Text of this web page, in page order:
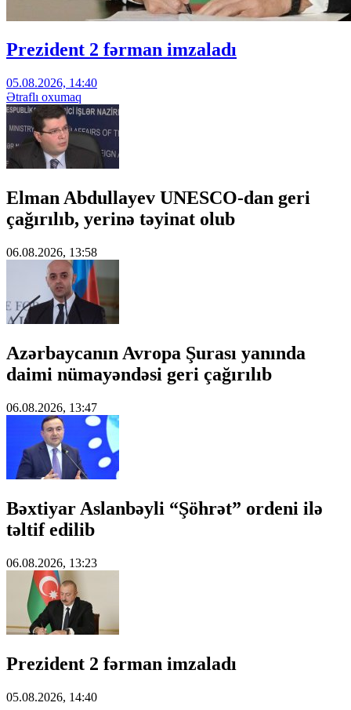
Prezident 2 fərman imzaladı
05.08.2026, 14:40
Ətraflı oxumaq
Elman Abdullayev UNESCO-dan geri
çağırılıb, yerinə təyinat olub
06.08.2026, 13:58
Azərbaycanın Avropa Şurası yanında
daimi nümayəndəsi geri çağırılıb
06.08.2026, 13:47
Bəxtiyar Aslanbəyli “Şöhrət” ordeni ilə
təltif edilib
06.08.2026, 13:23
Prezident 2 fərman imzaladı
05.08.2026, 14:40